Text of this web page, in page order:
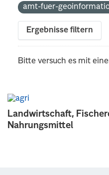
Landwirtschaft,
Nahrungsmittel
amt-fuer-
Ergebnisse filtern
Bitte versuch es mit